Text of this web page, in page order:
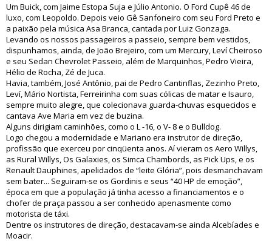
Um Buick, com Jaime Estopa Suja e Júlio Antonio. O Ford Cupê 46 de
luxo, com Leopoldo. Depois veio Gê Sanfoneiro com seu Ford Preto e
a paixão pela música Asa Branca, cantada por Luiz Gonzaga.
Levando os nossos passageiros a passeio, sempre bem vestidos,
dispunhamos, ainda, de João Brejeiro, com um Mercury, Leví Cheiroso
e seu Sedan Chevrolet Passeio, além de Marquinhos, Pedro Vieira,
Hélio de Rocha, Zé de Juca.
Havia, também, José Antônio, pai de Pedro Cantinflas, Zezinho Preto,
Leví, Mário Nortista, Ferreirinha com suas cólicas de matar e Isauro,
sempre muito alegre, que colecionava guarda-chuvas esquecidos e
cantava Ave Maria em vez de buzina.
Alguns dirigiam caminhões, como o L -16, o V- 8 e o Bulldog.
Logo chegou a modernidade e Mariano era instrutor de direção,
profissão que exerceu por cinqüenta anos. Aí vieram os Aero Willys,
as Rural Willys, Os Galaxies, os Simca Chambords, as Pick Ups, e os
Renault Dauphines, apelidados de “leite Glória”, pois desmanchavam
sem bater... Seguiram-se os Gordinis e seus “40 HP de emoção”,
época em que a população já tinha acesso a financiamentos e o
chofer de praça passou a ser conhecido apenasmente como
motorista de táxi.
Dentre os instrutores de direção, destacavam-se ainda Alcebíades e
Moacir.